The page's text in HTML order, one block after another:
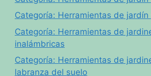
Categoría: Herramientas de jardín
Categoría: Herramientas de
inalámbricas
Categoría: Herramientas de
labranza del suelo